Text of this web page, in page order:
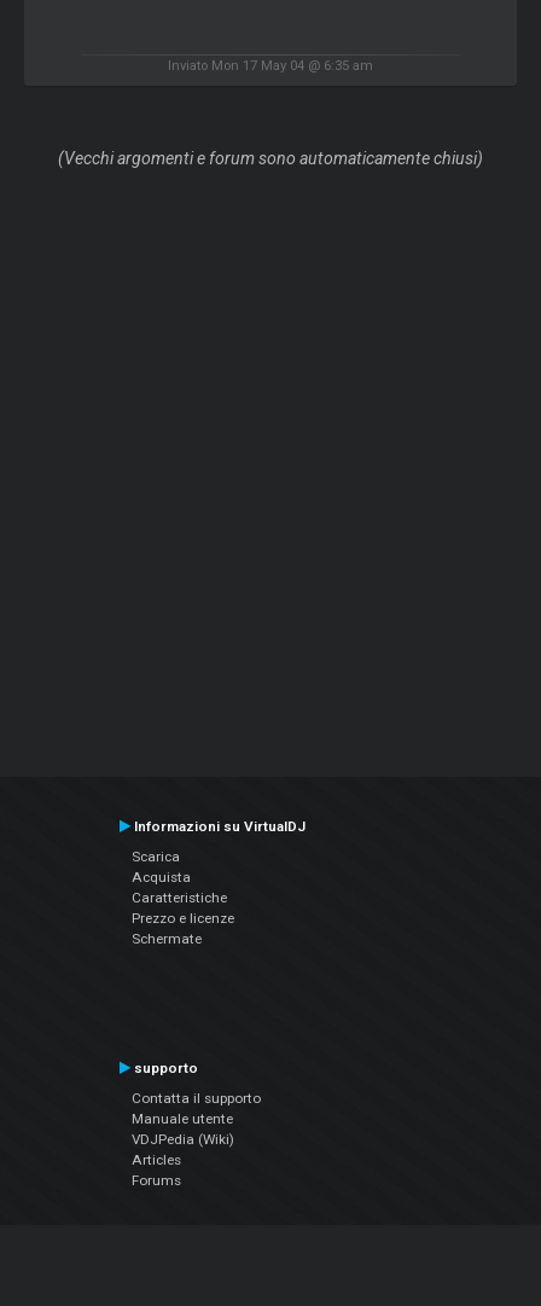
Inviato Mon 17 May 04 @ 6:35 am
(Vecchi argomenti e forum sono automaticamente chiusi)
Informazioni su VirtualDJ
Scarica
Acquista
Caratteristiche
Prezzo e licenze
Schermate
supporto
Contatta il supporto
Manuale utente
VDJPedia (Wiki)
Articles
Forums